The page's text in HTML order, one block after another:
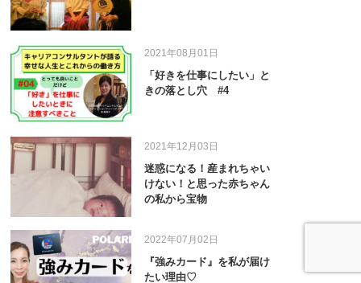
2021年08月01日
「好きを仕事にしたい」と
きの落とし穴 #4
2021年12月03日
迷惑になる！産まれちゃい
けない！と思った赤ちゃん
の私から宝物
2022年07月02日
『強みカード』を私が届け
たい理由♡